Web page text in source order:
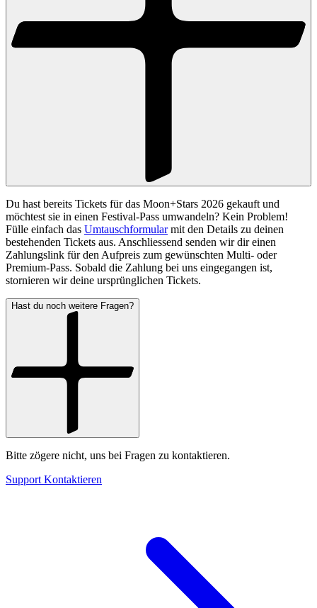
Du hast bereits Tickets für das Moon+Stars 2026 gekauft und
möchtest sie in einen Festival-Pass umwandeln? Kein Problem!
Fülle einfach das Umtauschformularmit den Details zu deinen
bestehenden Tickets aus. Anschliessend senden wir dir einen
Zahlungslink für den Aufpreis zum gewünschten Multi- oder
Premium-Pass. Sobald die Zahlung bei uns eingegangen ist,
stornieren wir deine ursprünglichen Tickets.
Hast du noch weitere Fragen?
Bitte zögere nicht, uns bei Fragen zu kontaktieren.
Support Kontaktieren